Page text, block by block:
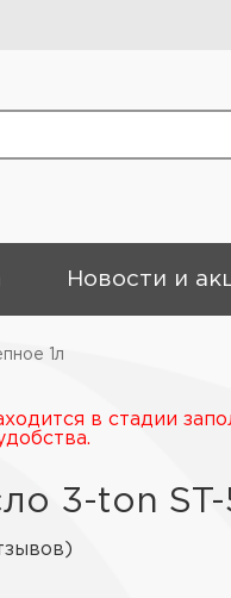
Новости и
1л
в стадии
3-ton